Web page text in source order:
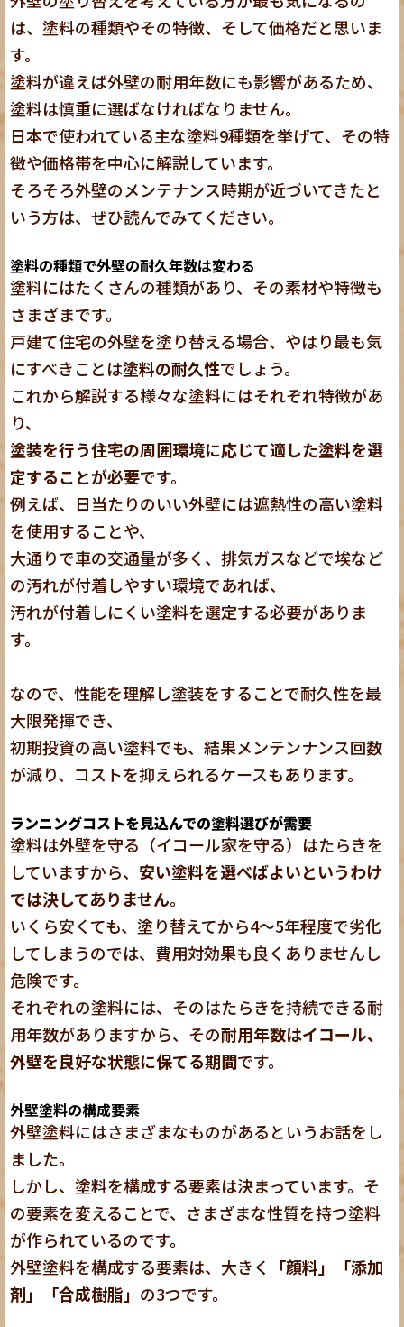
は、塗料の種類やその特徴、そして価格だと思いま
す。
塗料が違えば外壁の耐用年数にも影響があるため、
塗料は慎重に選ばなければなりません。
日本で使われている主な塗料9種類を挙げて、その特
徴や価格帯を中心に解説しています。
そろそろ外壁のメンテナンス時期が近づいてきたと
いう方は、ぜひ読んでみてください。
塗料の種類で外壁の耐久年数は変わる
塗料にはたくさんの種類があり、その素材や特徴も
さまざまです。
戸建て住宅の外壁を塗り替える場合、やはり最も気
にすべきことは塗料の耐久性でしょう。
これから解説する様々な塗料にはそれぞれ特徴があ
り、
塗装を行う住宅の周囲環境に応じて適した塗料を選
定することが必要です。
例えば、日当たりのいい外壁には遮熱性の高い塗料
を使用することや、
大通りで車の交通量が多く、排気ガスなどで埃など
の汚れが付着しやすい環境であれば、
汚れが付着しにくい塗料を選定する必要がありま
す。
なので、性能を理解し塗装をすることで耐久性を最
大限発揮でき、
初期投資の高い塗料でも、結果メンテンナンス回数
が減り、コストを抑えられるケースもあります。
ランニングコストを見込んでの塗料選びが需要
塗料は外壁を守る（イコール家を守る）はたらきを
していますから、 安い塗料を選べばよいというわけ
では決してありません。
いくら安くても、塗り替えてから4〜5年程度で劣化
してしまうのでは、費用対効果も良くありませんし
危険です。
それぞれの塗料には、そのはたらきを持続できる耐
用年数がありますから、その耐用年数はイコール、
外壁を良好な状態に保てる期間です。
外壁塗料の構成要素
外壁塗料にはさまざまなものがあるというお話をし
ました。
しかし、塗料を構成する要素は決まっています。そ
の要素を変えることで、さまざまな性質を持つ塗料
が作られているのです。
外壁塗料を構成する要素は、大きく
「顔料」「添加
剤」「合成樹脂」 の3つです。